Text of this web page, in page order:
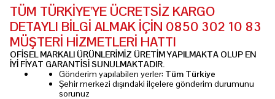
TÜM TÜRKİYE'YE ÜCRETSİZ KARGO
DETAYLI BİLGİ ALMAK İÇİN 0850 302 10 83
MÜŞTERİ HİZMETLERİ HATTI
OFİSEL MARKALI ÜRÜNLERİMİZ ÜRETİM YAPILMAKTA OLUP EN
İYİ FİYAT GARANTİSİ SUNULMAKTADIR.
Gönderim yapılabilen yerler: Tüm Türkiye
Şehir merkezi dışındaki ilçelere gönderim durumunu
sorunuz